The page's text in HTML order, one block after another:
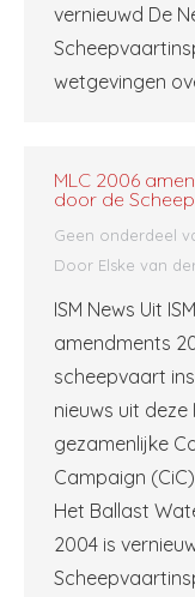
vernieuwd De
wetgevingen
MLC 2006
door de
Geen onderdeel
Door Elske van
ISM News Uit
amendments
scheepvaart
nieuws uit deze
gezamenlijke
Campaign
Het Ballast
2004 is